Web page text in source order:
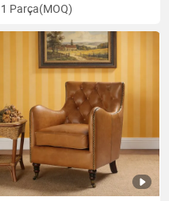
1 Parça(MOQ)